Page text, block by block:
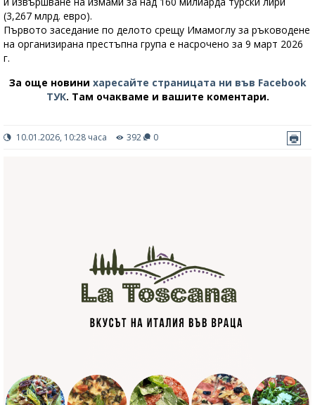
(3,267 млрд. евро).
Първото заседание по делото срещу Имамоглу за ръководене
на организирана престъпна група е насрочено за 9 март 2026
г.
За още новини харесайте страницата ни във Facebook
ТУК. Там очакваме и вашите коментари.
10.01.2026, 10:28 часа 392 0